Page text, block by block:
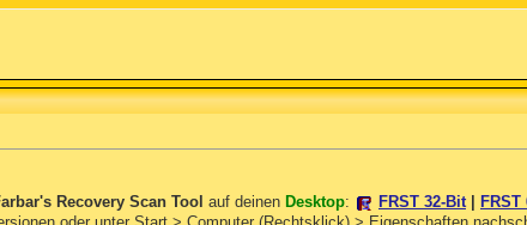
(PUP.Optional.SweetIM.A) -> Daten: {827A3C6B-
Registrierung: 0
Pro (PUP.Optional.OptimizerPro.A) -> Keine
Recovery Scan Tool auf deinen Desktop: FRST 32-Bit
FRST